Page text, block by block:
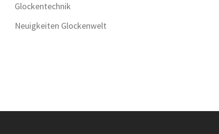
Glockentechnik
Neuigkeiten Glockenwelt